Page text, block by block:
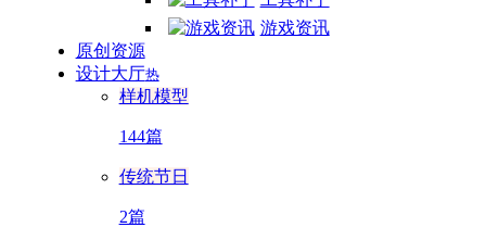
游戏资讯
原创资源
设计大厅热
样机模型
144篇
传统节日
2篇